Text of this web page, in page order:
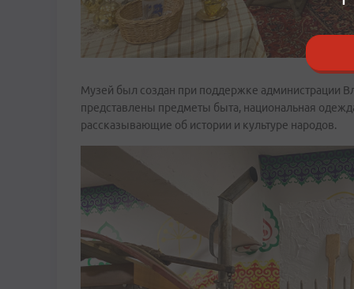
Музей был создан при поддержке администрации
представлены предметы быта, национальная
рассказывающие об истории и культуре народов.